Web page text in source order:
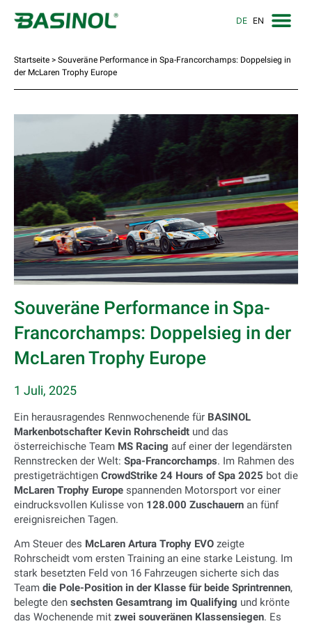
DE EN
Startseite > Souveräne Performance in Spa-Francorchamps: Doppelsieg in
der McLaren Trophy Europe
Souveräne Performance in Spa-
Francorchamps: Doppelsieg in der
McLaren Trophy Europe
1 Juli, 2025
Ein herausragendes Rennwochenende für BASINOL
Markenbotschafter Kevin Rohrscheidt und das
österreichische Team MS Racing auf einer der legendärsten
Rennstrecken der Welt: Spa-Francorchamps. Im Rahmen des
prestigeträchtigen CrowdStrike 24 Hours of Spa 2025 bot die
McLaren Trophy Europe spannenden Motorsport vor einer
eindrucksvollen Kulisse von 128.000 Zuschauern an fünf
ereignisreichen Tagen.
Am Steuer des McLaren Artura Trophy EVO zeigte
Rohrscheidt vom ersten Training an eine starke Leistung. Im
stark besetzten Feld von 16 Fahrzeugen sicherte sich das
Team die Pole-Position in der Klasse für beide Sprintrennen,
belegte den sechsten Gesamtrang im Qualifying und krönte
das Wochenende mit zwei souveränen Klassensiegen. Es